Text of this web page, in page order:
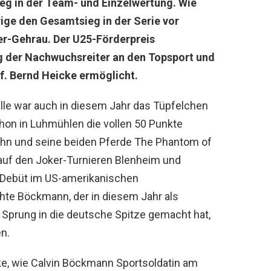
in der Team- und Einzelwertung. Wie
den Gesamtsieg in der Serie vor
Gehrau. Der U25-Förderpreis
Nachwuchsreiter an den Topsport und
Bernd Heicke ermöglicht.
war auch in diesem Jahr das Tüpfelchen
in Luhmühlen die vollen 50 Punkte
und seine beiden Pferde The Phantom of
den Joker-Turnieren Blenheim und
im US-amerikanischen
Böckmann, der in diesem Jahr als
in die deutsche Spitze gemacht hat,
wie Calvin Böckmann Sportsoldatin am